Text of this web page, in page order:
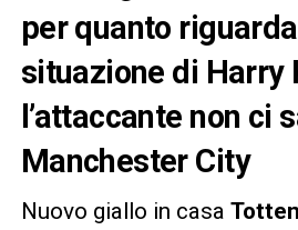
per quanto
situazione di Harry
l’attaccante non ci
Manchester City
Nuovo giallo in casa